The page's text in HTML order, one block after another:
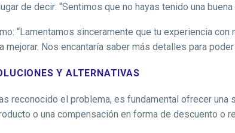
de decir: “Sentimos que no hayas tenido una
“Lamentamos sinceramente que tu experiencia
mejorar. Nos encantaría saber más detalles para
Y ALTERNATIVAS
reconocido el problema, es fundamental ofrecer
o una compensación en forma de descuento o